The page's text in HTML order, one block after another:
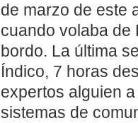
de marzo de este
cuando volaba de
bordo. La última
Índico, 7 horas
expertos alguien
sistemas de